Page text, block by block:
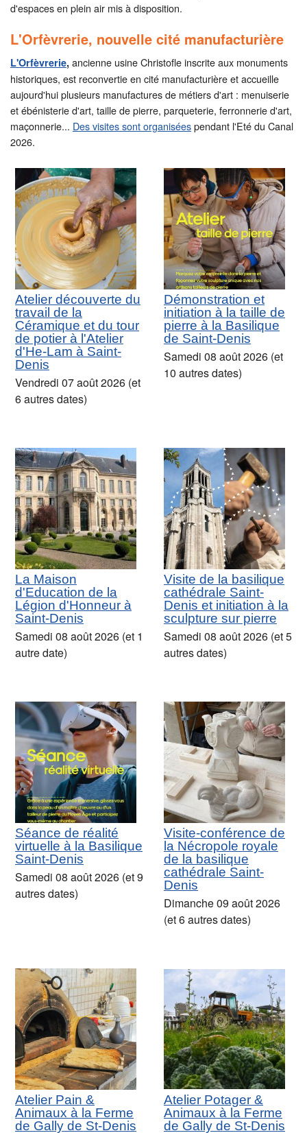
d'espaces en plein air mis à disposition.
L'Orfèvrerie, nouvelle cité manufacturière
L'Orfèvrerie, ancienne usine Christofle inscrite aux monuments
historiques, est reconvertie en cité manufacturière et accueille
aujourd'hui plusieurs manufactures de métiers d'art : menuiserie
et ébénisterie d'art, taille de pierre, parqueterie, ferronnerie d'art,
maçonnerie... Des visites sont organiséespendant l'Eté du Canal
2026.
Atelier découverte du
travail de la
Céramique et du tour
de potier à l'Atelier
d'He-Lam à Saint-
Denis
Vendredi 07 août 2026 (et
6 autres dates)
Démonstration et
initiation à la taille de
pierre à la Basilique
de Saint-Denis
Samedi 08 août 2026 (et
10 autres dates)
La Maison
d'Education de la
Légion d'Honneur à
Saint-Denis
Samedi 08 août 2026 (et 1
autre date)
Visite de la basilique
cathédrale Saint-
Denis et initiation à la
sculpture sur pierre
Samedi 08 août 2026 (et 5
autres dates)
Séance de réalité
virtuelle à la Basilique
Saint-Denis
Samedi 08 août 2026 (et 9
autres dates)
Visite-conférence de
la Nécropole royale
de la basilique
cathédrale Saint-
Denis
Dimanche 09 août 2026
(et 6 autres dates)
Atelier Pain &
Animaux à la Ferme
de Gally de St-Denis
Atelier Potager &
Animaux à la Ferme
de Gally de St-Denis